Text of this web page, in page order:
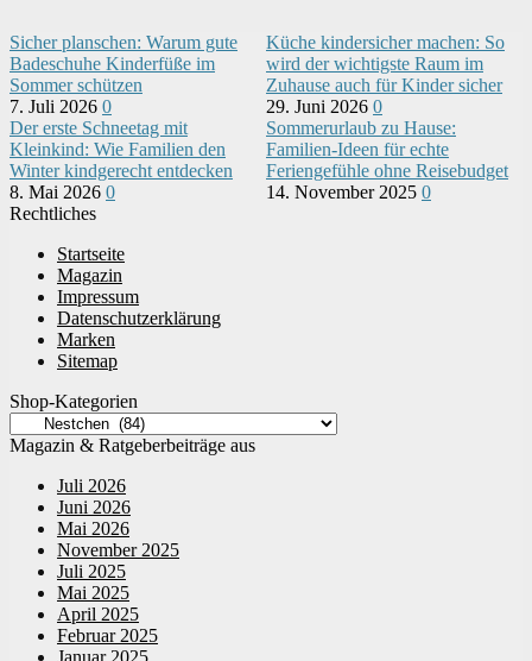
Sicher planschen: Warum gute
Badeschuhe Kinderfüße im
Sommer schützen
7. Juli 2026 0
Küche kindersicher machen: So
wird der wichtigste Raum im
Zuhause auch für Kinder sicher
29. Juni 2026 0
Der erste Schneetag mit
Kleinkind: Wie Familien den
Winter kindgerecht entdecken
8. Mai 2026 0
Sommerurlaub zu Hause:
Familien-Ideen für echte
Feriengefühle ohne Reisebudget
14. November 2025 0
Rechtliches
Startseite
Magazin
Impressum
Datenschutzerklärung
Marken
Sitemap
Shop-Kategorien
Magazin & Ratgeberbeiträge aus
Juli 2026
Juni 2026
Mai 2026
November 2025
Juli 2025
Mai 2025
April 2025
Februar 2025
Januar 2025